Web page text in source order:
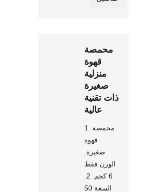
محمصة
قهوة
منزلية
صغيرة
ذات تقنية
عالية
1. محمصة
قهوة
صغيرة.
الوزن فقط
السعة 50